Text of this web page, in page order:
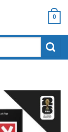
0